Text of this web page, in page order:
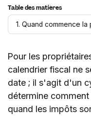
Table des matières
Pour les
calendrier fiscal ne
date ; il s'agit d'un
détermine
quand les impôts